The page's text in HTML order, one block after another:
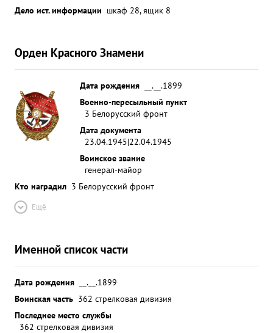
Дело ист. информации шкаф 28, ящик 8
Орден Красного Знамени
Дата рождения
__.__.1899
Военно-пересыльный пункт
3 Белорусский фронт
Дата документа
23.04.1945|22.04.1945
Воинское звание
генерал-майор
Кто наградил 3 Белорусский фронт
Ещё
Именной список части
Дата рождения
__.__.1899
Воинская часть 362 стрелковая дивизия
Последнее место службы
362 стрелковая дивизия